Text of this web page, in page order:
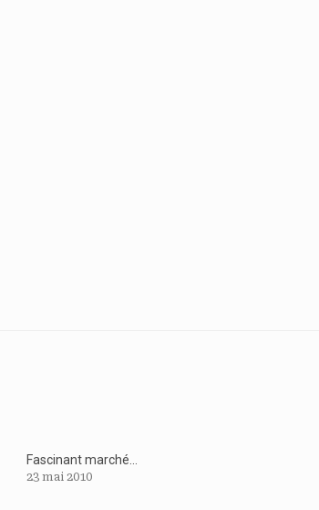
Fascinant marché…
23 mai 2010